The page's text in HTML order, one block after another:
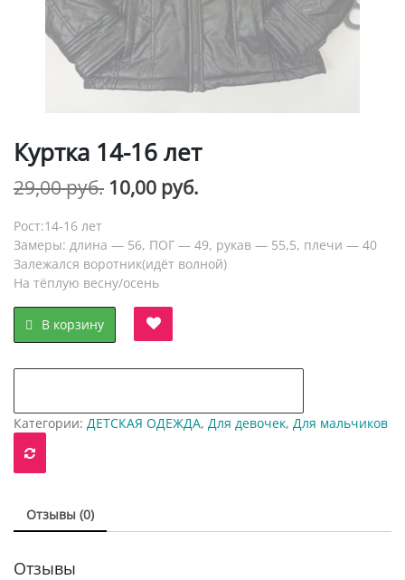
Куртка 14-16 лет
29,00руб. Первоначальная
составляла
29,00 руб..
10,00 руб.
10,00 руб..
Рост:14-16 лет
Замеры: длина — 56, ПОГ — 49, рукав — 55,5, плечи — 40
Залежался воротник(идёт волной)
На тёплую весну/осень
В корзину
Категории: ДЕТСКАЯ ОДЕЖДА, Для девочек, Для мальчиков
Отзывы (0)
Отзывы